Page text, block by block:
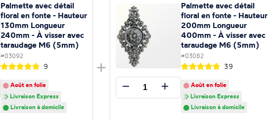
Palmette avec détail
floral en fonte - Hauteur
130mm Longueur
240mm - À visser avec
taraudage M6 (5mm)
#03092
9
Août en folie
Livraison Express
Livraison à domicile
Palmette avec détail
floral en fonte - Hauteur
200mm Longueur
400mm - À visser avec
taraudage M6 (5mm)
#03082
39
Août en folie
Livraison Express
Livraison à domicile